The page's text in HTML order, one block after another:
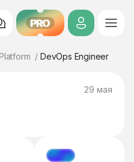
PRO
DevOps Engineer
29 мая
МЭТЧ